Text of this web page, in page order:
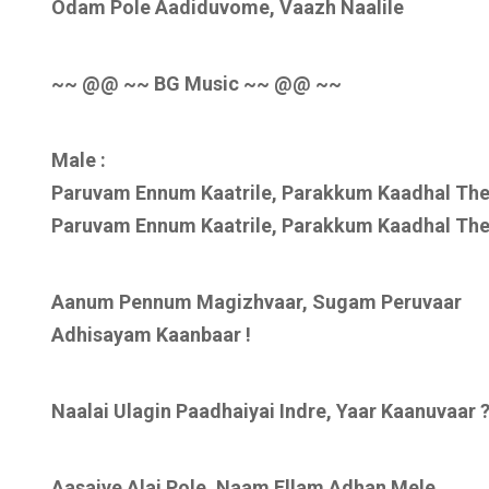
Odam Pole Aadiduvome, Vaazh Naalile
~~ @@ ~~ BG Music ~~ @@ ~~
Male :
Paruvam Ennum Kaatrile, Parakkum Kaadhal
Paruvam Ennum Kaatrile, Parakkum Kaadhal
Aanum Pennum Magizhvaar, Sugam Peruvaar
Adhisayam Kaanbaar !
Naalai Ulagin Paadhaiyai Indre, Yaar Kaanuvaar ?